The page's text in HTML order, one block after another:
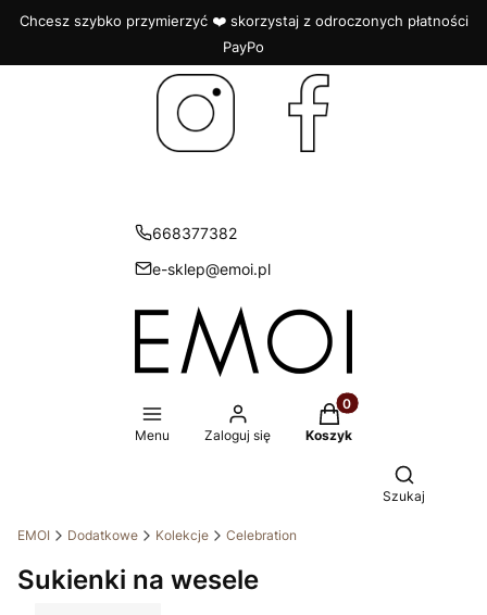
Chcesz szybko przymierzyć ❤️ skorzystaj z odroczonych płatności
PayPo
668377382
e-sklep@emoi.pl
Menu Zaloguj się
Produkty w
Koszyk
Otwórz
Szukaj
EMOI Dodatkowe Kolekcje Celebration
Sukienki na wesele